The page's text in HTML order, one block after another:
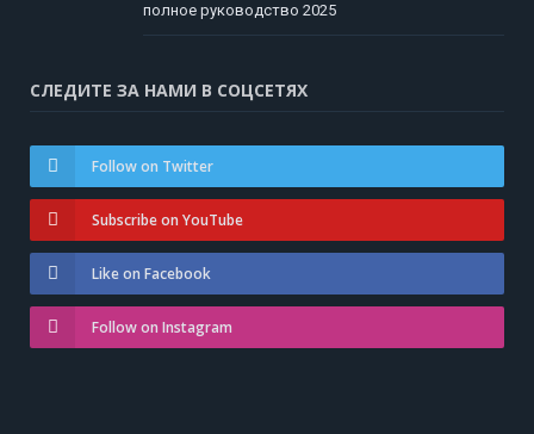
полное руководство 2025
СЛЕДИТЕ ЗА НАМИ В СОЦСЕТЯХ
Follow on Twitter
Subscribe on YouTube
Like on Facebook
Follow on Instagram